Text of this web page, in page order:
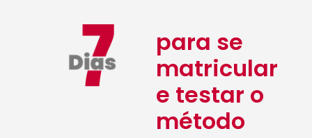
para se
matricular
e testar o
método